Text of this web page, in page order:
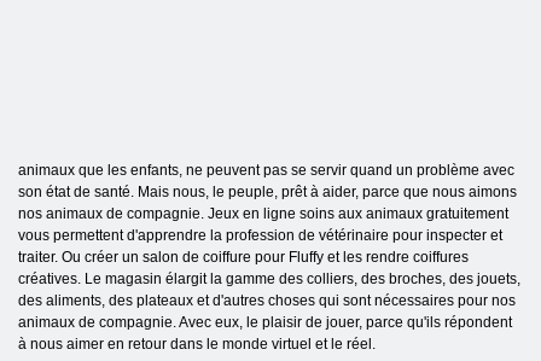
animaux que les enfants, ne peuvent pas se servir quand un problème avec
son état de santé. Mais nous, le peuple, prêt à aider, parce que nous aimons
nos animaux de compagnie. Jeux en ligne soins aux animaux gratuitement
vous permettent d'apprendre la profession de vétérinaire pour inspecter et
traiter. Ou créer un salon de coiffure pour Fluffy et les rendre coiffures
créatives. Le magasin élargit la gamme des colliers, des broches, des jouets,
des aliments, des plateaux et d'autres choses qui sont nécessaires pour nos
animaux de compagnie. Avec eux, le plaisir de jouer, parce qu'ils répondent
à nous aimer en retour dans le monde virtuel et le réel.